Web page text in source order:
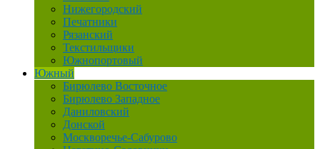
Нижегородский
Печатники
Рязанский
Текстильщики
Южнопортовый
Южный
Бирюлево Восточное
Бирюлево Западное
Даниловский
Донской
Москворечье-Сабурово